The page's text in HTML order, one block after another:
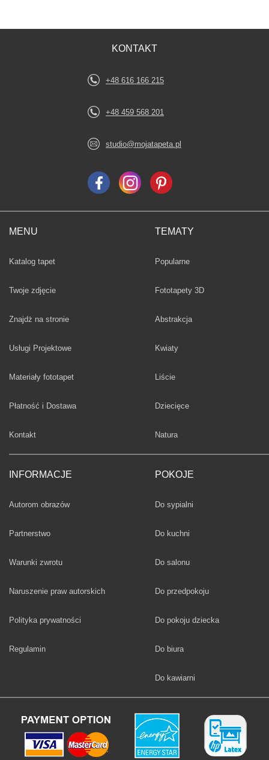
MENU
Katalog tapet
Twoje zdjęcie
Znajdż na stronie
Usługi Projektowe
Materiały fototapet
Płatność i Dostawa
Kontakt
INFORMACJE
Autorom obrazów
Partnerstwo
Warunki zwrotu
Naruszenie praw autorskich
Polityka prywatności
Regulamin
TEMATY
Fototapety
Popularne
Fototapety 3D
Fototapety
Abstrakcja
Fototapety
Kwiaty
Fototapety
Liście
Fototapety
Dziecięce
Fototapety
Natura
POKOJE
Fototapety
Do sypialni
Fototapety
Do kuchni
Fototapety
Do salonu
Fototapety
Do przedpokoju
Fototapety
Do pokoju dziecka
Fototapety
Do biura
Fototapety
Do kawiarni
KONTAKT
+48 616 166 215
+48 459 568 201
studio@mojatapeta.pl